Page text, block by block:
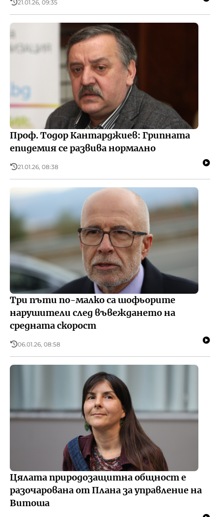
21.01.26, 09:35
Проф. Тодор Кантарджиев: Грипната
епидемия се развива нормално
21.01.26, 08:38
Три пъти по-малко са шофьорите
нарушители след въвеждането на
средната скорост
06.01.26, 08:58
Цялата природозащитна общност е
разочарована от Плана за управление на
Витоша